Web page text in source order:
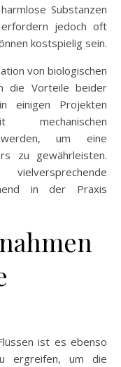
Substanzen
erfordern jedoch oft
kostspielig sein.
von biologischen
die Vorteile beider
einigen Projekten
werden, um eine
zu gewährleisten.
in der Praxis
ist es ebenso
ergreifen, um die